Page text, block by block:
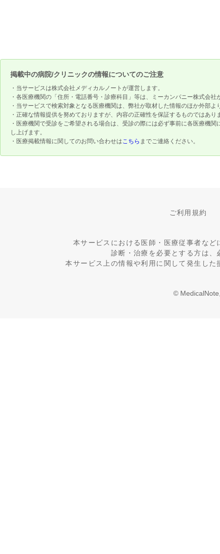
掲載中の病院/クリニックの情報についてのご注意
・当サービスは株式会社メディカルノートが運営します。
・各医療機関の「住所・電話番号・診療科目」等は、ミーカンパニー株式会
・当サービスで検索対象となる医療機関は、弊社が取材した情報のほか外部
・正確な情報提供を努めておりますが、内容の正確性を保証するものではあり
・医療機関で受診をご希望される場合は、受診の際には必ず事前に各医療機
し上げます。
・医療掲載情報に関してのお問い合わせはこちら までご連絡ください。
ご利用規約
本サービスにおける医師・医療従事者な
診断・治療を必要とする方は
本サービス上の情報や利用に関して発生し
©